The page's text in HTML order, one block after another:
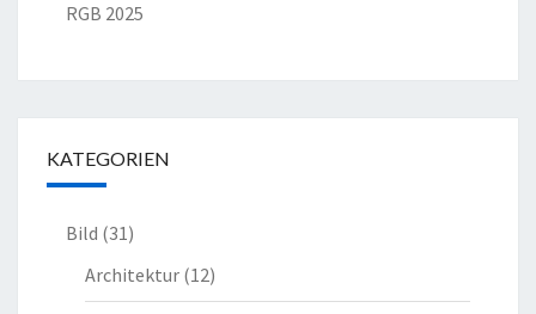
RGB 2025
KATEGORIEN
Bild (31)
Architektur (12)